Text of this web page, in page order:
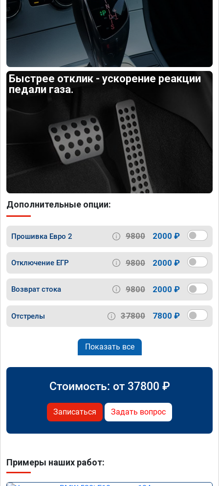
Быстрее отклик - ускорение реакции
педали газа.
Дополнительные опции:
Прошивка Евро 2 9800 2000 ₽
Отключение ЕГР 9800 2000 ₽
Возврат стока 9800 2000 ₽
Отстрелы 37800 7800 ₽
Показать все
Стоимость: от 37800 ₽
Записаться Задать вопрос
Примеры наших работ: